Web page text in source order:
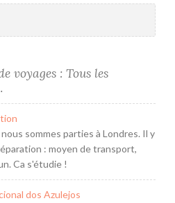
voyages : Tous les
sommes parties à Londres. Il y
: moyen de transport,
Ca s'étudie !
dos Azulejos